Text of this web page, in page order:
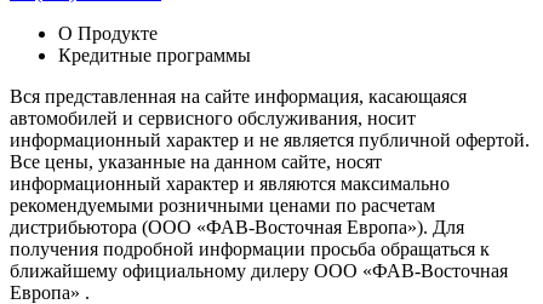
О Продукте
Кредитные программы
Вся представленная на сайте информация, касающаяся
автомобилей и сервисного обслуживания, носит
информационный характер и не является публичной офертой.
Все цены, указанные на данном сайте, носят
информационный характер и являются максимально
рекомендуемыми розничными ценами по расчетам
дистрибьютора (ООО «ФАВ-Восточная Европа»). Для
получения подробной информации просьба обращаться к
ближайшему официальному дилеру ООО «ФАВ-Восточная
Европа» .